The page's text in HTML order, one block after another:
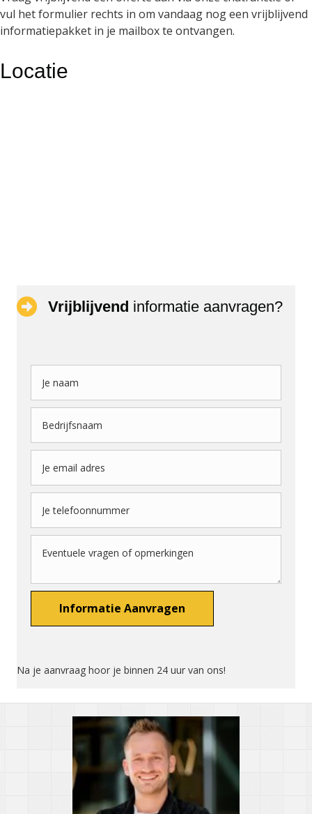
vul het formulier rechts in om vandaag nog een vrijblijvend
informatiepakket in je mailbox te ontvangen.
Locatie
Vrijblijvend informatie aanvragen?
Na je aanvraag hoor je binnen 24 uur van ons!